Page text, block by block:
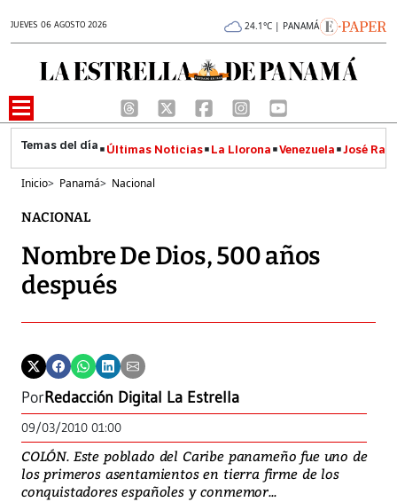
JUEVES 06 AGOSTO 2026 24.1°C | PANAMÁ
Últimas Noticias La Llorona Venezuela José
Inicio> Panamá> Nacional
NACIONAL
Nombre De Dios, 500 años
después
PorRedacción Digital La Estrella
09/03/2010 01:00
COLÓN. Este poblado del Caribe panameño fue uno de
los primeros asentamientos en tierra firme de los
conquistadores españoles y conmemor...